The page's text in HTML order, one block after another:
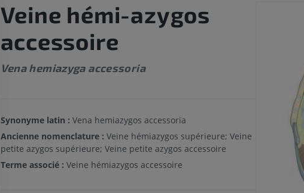
Veine hémi-azygos
accessoire
Vena hemiazyga accessoria
Synonyme latin : Vena hemiazygos accessoria
Ancienne nomenclature : Veine hémiazygos supérieure; Veine
petite azygos supérieure; Veine petite azygos accessoire
Terme associé : Veine hémiazygos accessoire